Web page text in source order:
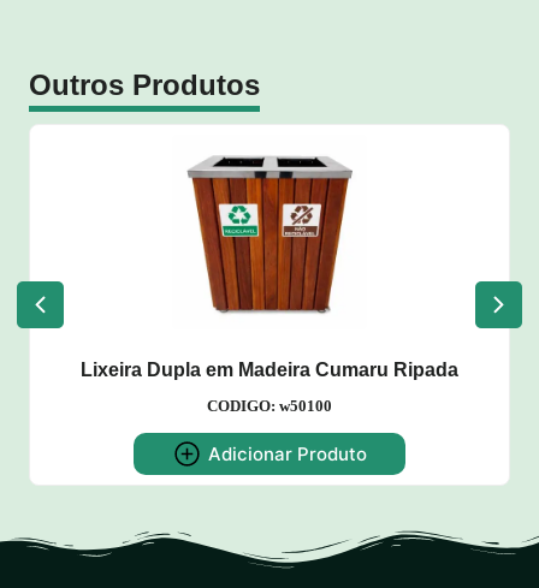
Outros Produtos
Lixeira Dupla em Madeira Cumaru Ripada
CODIGO: w50100
Adicionar Produto